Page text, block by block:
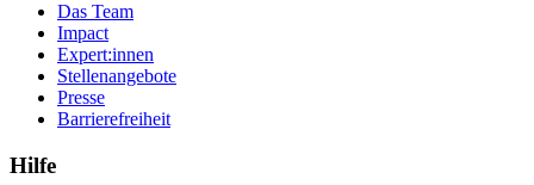
Das Team
Impact
Expert:innen
Stellenangebote
Presse
Barrierefreiheit
Hilfe